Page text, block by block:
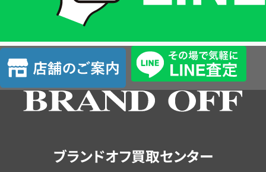
査
定
店
舗
の
ブランドオフ買取センター